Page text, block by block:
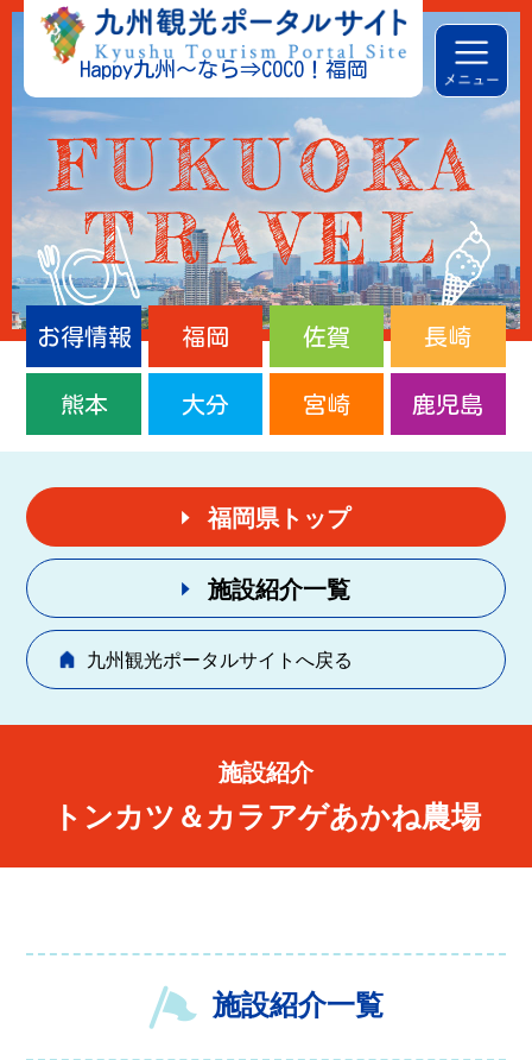
Happy九州～なら⇒COCO！福岡
お得情報 福岡 佐賀 長崎
熊本 大分 宮崎 鹿児島
福岡県トップ
施設紹介一覧
九州観光ポータルサイトへ戻る
施設紹介
トンカツ＆カラアゲあかね農場
施設紹介一覧